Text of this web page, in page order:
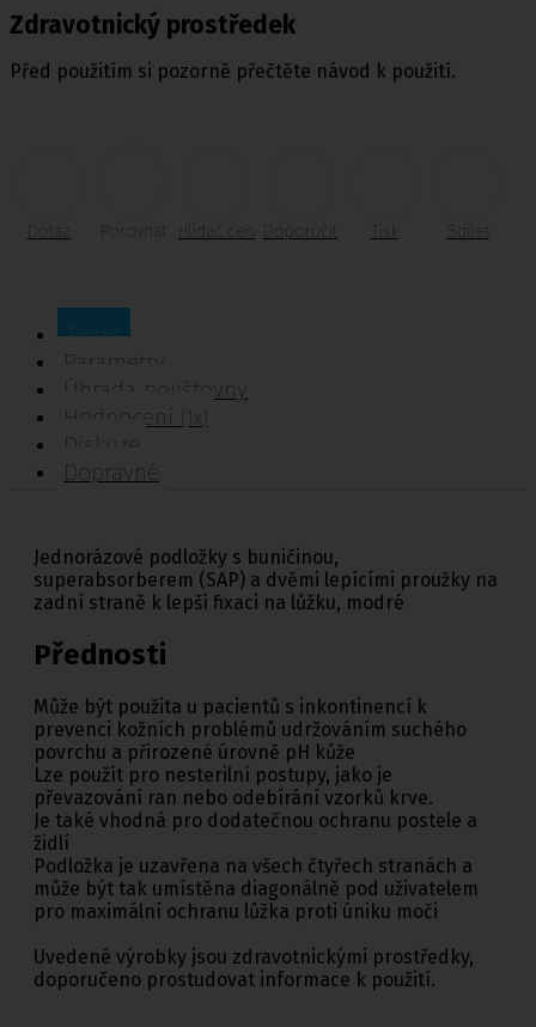
Zdravotnický prostředek
Před použitím si pozorně přečtěte návod k použití.
Dotaz Porovnat Doporučit Tisk Sdílet
Popis
Parametry
Úhrada pojišťovny
Hodnocení
(1x)
Diskuze
Dopravné
Jednorázové podložky s buničinou,
superabsorberem (SAP) a dvěmi lepícími proužky na
zadní straně k lepší fixaci na lůžku, modré
Přednosti
Může být použita u pacientů s inkontinencí k
prevenci kožních problémů udržováním suchého
povrchu a přirozené úrovně pH kůže
Lze použít pro nesterilní postupy, jako je
převazování ran nebo odebírání vzorků krve.
Je také vhodná pro dodatečnou ochranu postele a
židlí
Podložka je uzavřena na všech čtyřech stranách a
může být tak umístěna diagonálně pod uživatelem
pro maximální ochranu lůžka proti úniku moči
Uvedené výrobky jsou zdravotnickými prostředky,
doporučeno prostudovat informace k použití.